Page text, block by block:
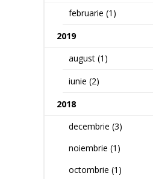
februarie (1)
2019
august (1)
iunie (2)
2018
decembrie (3)
noiembrie (1)
octombrie (1)